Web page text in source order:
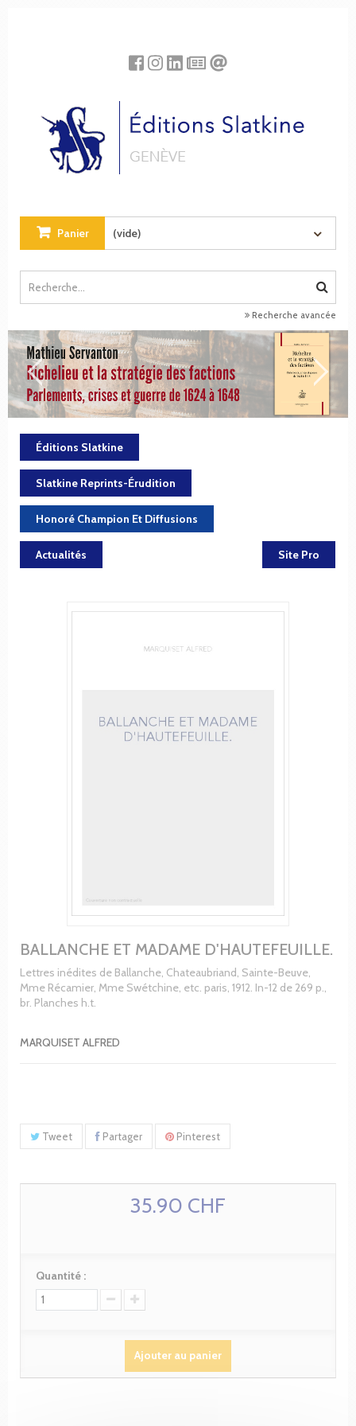
Panier (vide)
Recherche avancée
Éditions Slatkine
Slatkine Reprints-Érudition
Honoré Champion Et Diffusions
Actualités Site Pro
BALLANCHE ET MADAME D'HAUTEFEUILLE.
Lettres inédites de Ballanche, Chateaubriand, Sainte-Beuve,
Mme Récamier, Mme Swétchine, etc. paris, 1912. In-12 de 269 p.,
br. Planches h.t.
MARQUISET ALFRED
Tweet Partager Pinterest
35.90 CHF
Quantité :
Ajouter au panier